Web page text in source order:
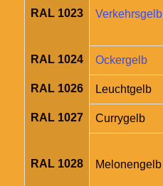
RAL 1023 Verkehrsgelb
RAL 1024 Ockergelb
RAL 1026 Leuchtgelb
RAL 1027 Currygelb
RAL 1028 Melonengelb